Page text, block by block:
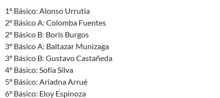
1º Básico: Alonso Urrutia
2º Básico A: Colomba Fuentes
2º Básico B: Boris Burgos
3º Básico A: Baltazar Munizaga
3º Básico B: Gustavo Castañeda
4º Básico: Sofía Silva
5º Básico: Ariadna Arrué
6º Básico: Eloy Espinoza